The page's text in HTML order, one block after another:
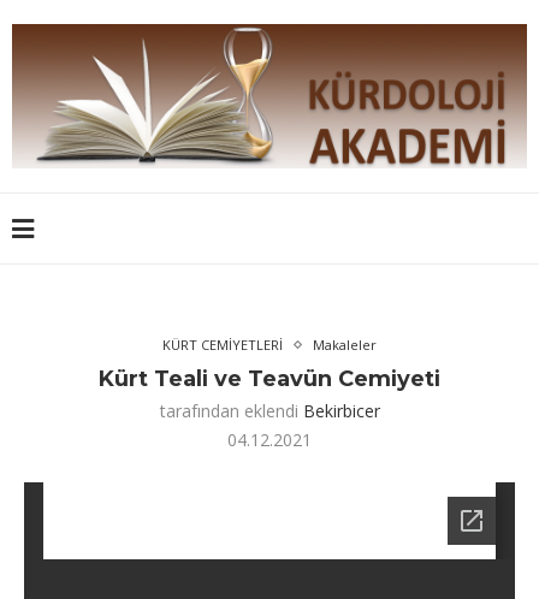
KÜRT CEMİYETLERİ Makaleler
Kürt Teali ve Teavün Cemiyeti
tarafından eklendi Bekirbicer
04.12.2021